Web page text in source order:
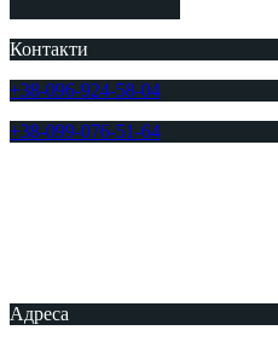
Контакти
+38-096-924-58-04
+38-099-076-51-64
Адреса